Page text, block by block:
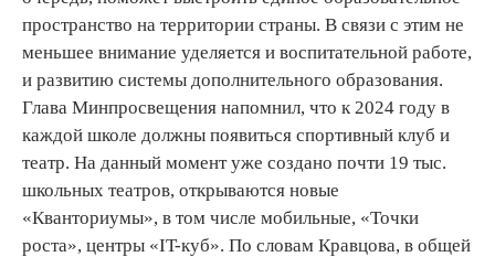
пространство на территории страны. В связи с этим не
меньшее внимание уделяется и воспитательной работе,
и развитию системы дополнительного образования.
Глава Минпросвещения напомнил, что к 2024 году в
каждой школе должны появиться спортивный клуб и
театр. На данный момент уже создано почти 19 тыс.
школьных театров, открываются новые
«Кванториумы», в том числе мобильные, «Точки
роста», центры «IT-куб». По словам Кравцова, в общей